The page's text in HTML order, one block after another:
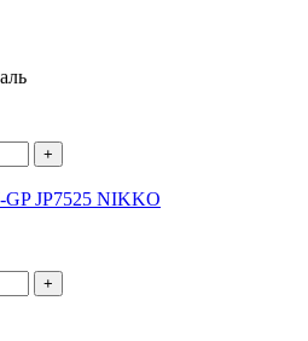
+
JP7525 NIKKO
+